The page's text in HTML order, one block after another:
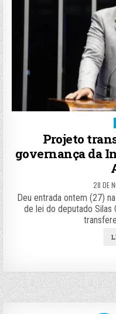
Projeto
governança da
28 DE
Deu entrada ontem (27)
de lei do deputado Silas